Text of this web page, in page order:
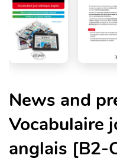
News and
Vocabulaire
anglais [B2-